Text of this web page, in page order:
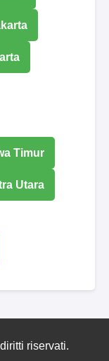
Timur
Utara
riservati.